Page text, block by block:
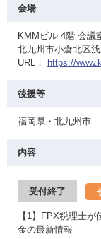
会場
KMMビル 4階 会議
北九州市小倉北区
URL：
https://
後援等
福岡県・北九州市
内容
受付終了
【1】FPX税理士
金の最新情報